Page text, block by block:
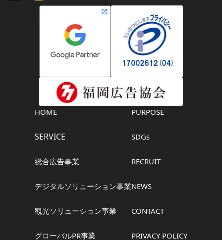
HOME
SERVICE
総合広告事業
デジタルソリューション事業
観光ソリューション事業
グローバルPR事業
PURPOSE
SDGs
RECRUIT
NEWS
CONTACT
PRIVACY POLICY